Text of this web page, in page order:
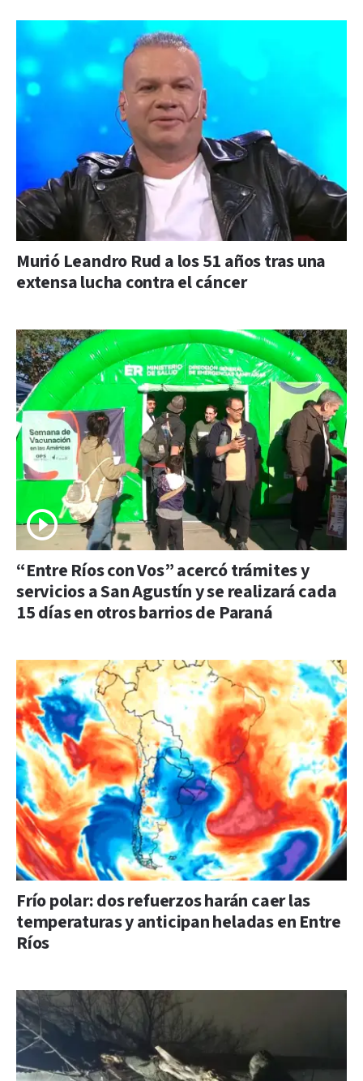
Murió Leandro Rud a los 51 años tras una
extensa lucha contra el cáncer
“Entre Ríos con Vos” acercó trámites y
servicios a San Agustín y se realizará cada
15 días en otros barrios de Paraná
Frío polar: dos refuerzos harán caer las
temperaturas y anticipan heladas en Entre
Ríos